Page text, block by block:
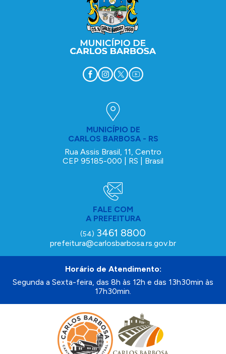
MUNICÍPIO DE
CARLOS BARBOSA - RS
Rua Assis Brasil, 11, Centro
CEP 95185-000 | RS | Brasil
FALE COM
A PREFEITURA
(54) 3461 8800
prefeitura@carlosbarbosa.rs.gov.br
Horário de Atendimento:
Segunda a Sexta-feira, das 8h às 12h e das 13h30min às
17h30min.